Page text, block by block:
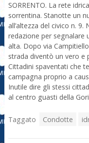
SORRENTO. La rete
sorrentina. Stanotte un
all’altezza del civico n.
redazione per segnalare
alta. Dopo via
strada diventò un vero e
Cittadini spaventati che
campagna proprio a
Inutile dire gli stessi
al centro guasti della
Taggato Condotte